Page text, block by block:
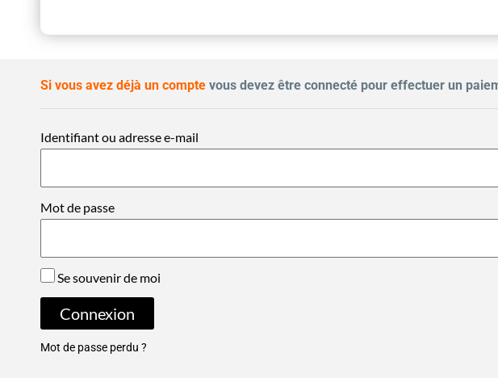
Si vous avez déjà un compte vous devez être connecté pour effectuer un
Identifiant ou adresse e-mail
Mot de passe
Se souvenir de moi
Connexion
Mot de passe perdu ?